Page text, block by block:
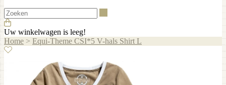
Uw winkelwagen is leeg!
Home > Equi-Theme CSI*5 V-hals Shirt L